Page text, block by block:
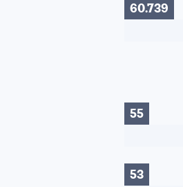
60.739
55
53